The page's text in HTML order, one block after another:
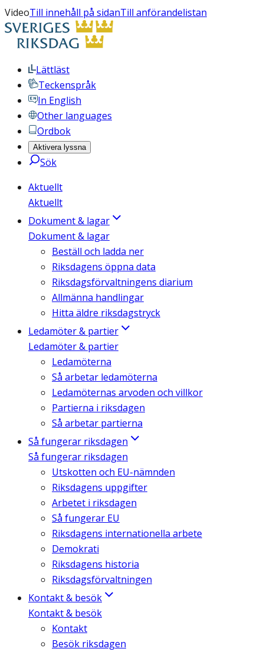
VideoTill innehåll på sidanTill anförandelistan
Lättläst
Teckenspråk
In English
Other languages
Ordbok
Aktivera lyssna
Sök
Aktuellt
Aktuellt
Dokument & lagar
Dokument & lagar
Beställ och ladda ner
Riksdagens öppna data
Riksdagsförvaltningens diarium
Allmänna handlingar
Hitta äldre riksdagstryck
Ledamöter & partier
Ledamöter & partier
Ledamöterna
Så arbetar ledamöterna
Ledamöternas arvoden och villkor
Partierna i riksdagen
Så arbetar partierna
Så fungerar riksdagen
Så fungerar riksdagen
Utskotten och EU-nämnden
Riksdagens uppgifter
Arbetet i riksdagen
Så fungerar EU
Riksdagens internationella arbete
Demokrati
Riksdagens historia
Riksdagsförvaltningen
Kontakt & besök
Kontakt & besök
Kontakt
Besök riksdagen